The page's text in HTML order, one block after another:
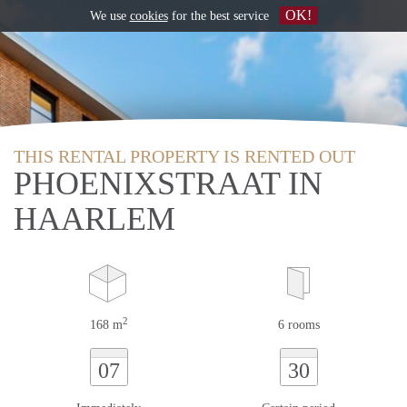
THIS RENTAL PROPERTY IS RENTED OUT
PHOENIXSTRAAT IN
HAARLEM
168 m2 6 rooms
07 30
We use cookiesfor the best service OK!